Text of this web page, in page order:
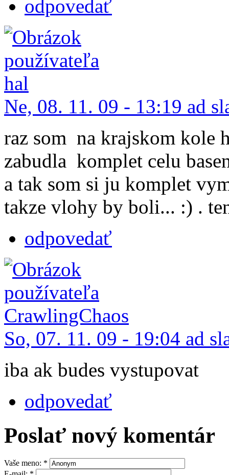
odpovedať
Ne, 08. 11. 09 - 13:19 ad
raz som na krajskom kole
zabudla komplet celu
a tak som si ju komplet
takze vlohy by boli... :) .
odpovedať
So, 07. 11. 09 - 19:04 ad
iba ak budes vystupovat
odpovedať
Poslať nový komentár
Vaše meno: *